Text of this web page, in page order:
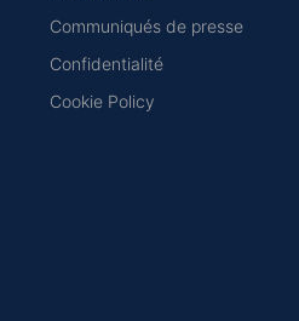
Communiqués de presse
Confidentialité
Cookie Policy